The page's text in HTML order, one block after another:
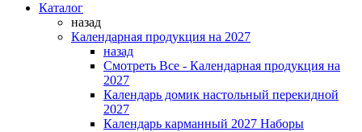
Каталог
назад
Календарная продукция на 2027
назад
Смотреть Все - Календарная продукция на
2027
Календарь домик настольный перекидной
2027
Календарь карманный 2027 Наборы